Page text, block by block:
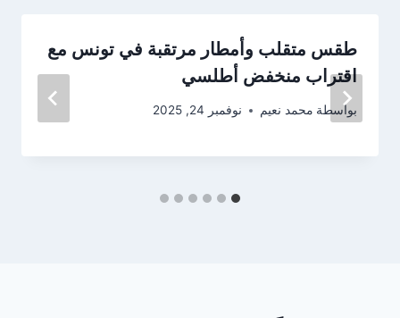
طقس متقلب وأمطار مرتقبة في تونس مع
اقتراب منخفض أطلسي
بواسطة محمد نعيم نوفمبر 24, 2025